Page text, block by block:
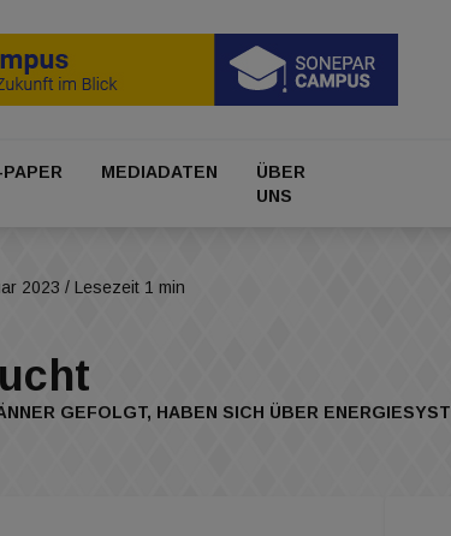
MEDIADATEN
ÜBER
UNS
2023 / Lesezeit 1 min
GEFOLGT, HABEN SICH ÜBER